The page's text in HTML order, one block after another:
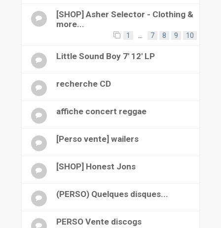
[SHOP] Asher Selector - Clothing &
more...
1 7 8 9 10
Little Sound Boy 7' 12' LP
recherche CD
affiche concert reggae
[Perso vente] wailers
[SHOP] Honest Jons
(PERSO) Quelques disques...
PERSO Vente discogs